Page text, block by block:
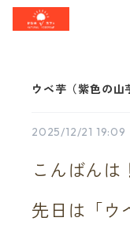
ウベ芋（紫色の山
2025/12/21 19:09
こんばんは
先日は「ウ